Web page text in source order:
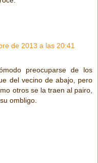
de 2013 a las 20:41
preocuparse de los
del vecino de abajo, pero
otros se la traen al pairo,
ombligo.